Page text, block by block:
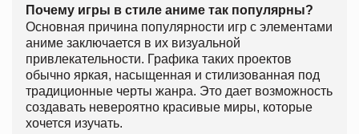
Почему игры в стиле аниме так популярны?
Основная причина популярности игр с элементами
аниме заключается в их визуальной
привлекательности. Графика таких проектов
обычно яркая, насыщенная и стилизованная под
традиционные черты жанра. Это дает возможность
создавать невероятно красивые миры, которые
хочется изучать.